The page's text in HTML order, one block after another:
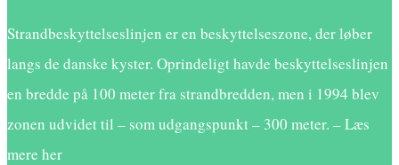
Strandbeskyttelseslinjen er en beskyttelseszone, der løber
langs de danske kyster. Oprindeligt havde beskyttelseslinjen
en bredde på 100 meter fra strandbredden, men i 1994 blev
zonen udvidet til – som udgangspunkt – 300 meter. – Læs
mere her